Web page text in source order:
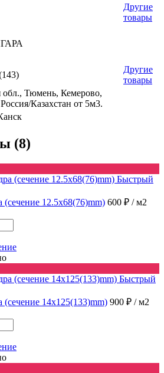
Другие
товары
Другие
товары
обл., Тюмень, Кемерово,
Казахстан от 5м3.
(8)
Быстрый
(сечение 12.5x68(76)mm) 600 ₽ / м2
Быстрый
(сечение 14x125(133)mm) 900 ₽ / м2